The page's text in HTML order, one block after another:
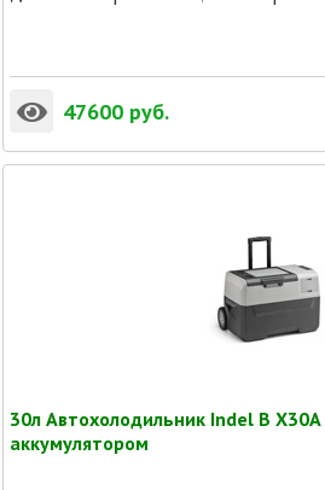
47600 руб.
30л Автохолодильник Indel B
аккумулятором